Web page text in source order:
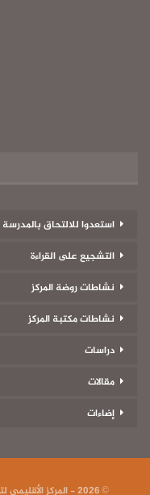
استعدوا للالتحاق بالمدرسة
التشجيع على القراءة
نشاطات روضة المركز
نشاطات مكتبة المركز
دراسات
مقالات
إضاءات
© 2026 - المركز الأقليمي لتنمية الطفولة المبكرة. All Rights Reserved.